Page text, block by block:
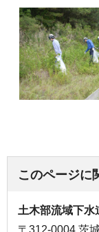
このページに
土木部流域下水